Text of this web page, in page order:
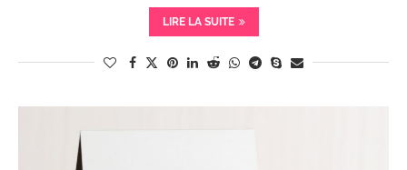
LIRE LA SUITE